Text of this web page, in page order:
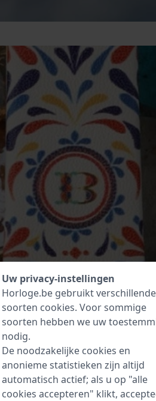
Uw privacy-instellingen
Horloge.be gebruikt verschillende
soorten cookies. Voor sommige
soorten hebben we uw
nodig.
De noodzakelijke cookies en
anonieme statistieken zijn altijd
automatisch actief; als u op "alle
cookies accepteren" klikt,